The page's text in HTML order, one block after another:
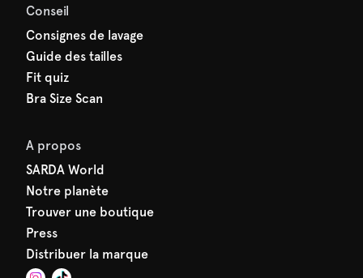
Conseil
Consignes de lavage
Guide des tailles
Fit quiz
Bra Size Scan
A propos
SARDA World
Notre planète
Trouver une boutique
Press
Distribuer la marque